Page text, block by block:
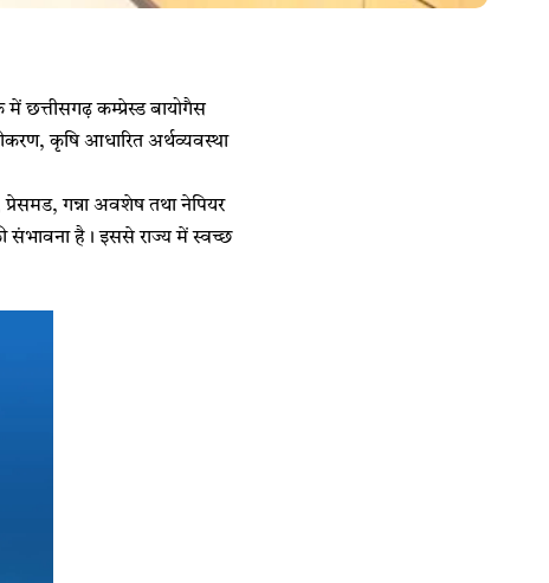
छत्तीसगढ़ कम्प्रेस्ड बायोगैस
कृषि आधारित अर्थव्यवस्था
गन्ना अवशेष तथा नेपियर
संभावना है। इससे राज्य में स्वच्छ